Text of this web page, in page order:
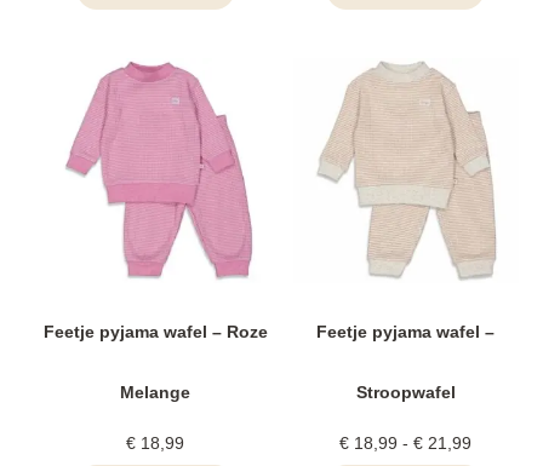
Feetje pyjama wafel – Roze
Melange
€ 18,99
Feetje pyjama wafel –
Stroopwafel
€ 18,99 - € 21,99